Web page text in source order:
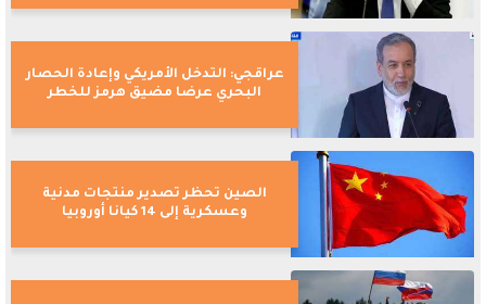
عراقجي: التدخل الأمريكي وإعادة الحصار
البحري عرضا مضيق هرمز للخطر
الصين تحظر تصدير منتجات مدنية
وعسكرية إلى 14 كيانا أوروبيا